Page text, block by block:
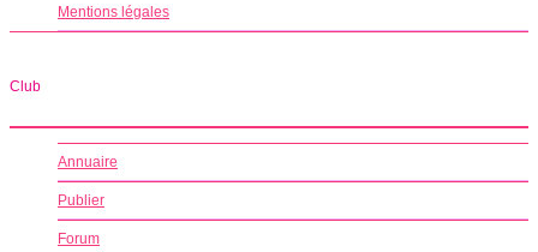
Mentions légales
Club
Annuaire
Publier
Forum